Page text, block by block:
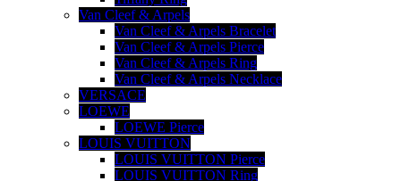
Van Cleef & Arpels
Van Cleef & Arpels Bracelet
Van Cleef & Arpels Pierce
Van Cleef & Arpels Ring
Van Cleef & Arpels Necklace
VERSACE
LOEWE
LOEWE Pierce
LOUIS VUITTON
LOUIS VUITTON Pierce
LOUIS VUITTON Ring